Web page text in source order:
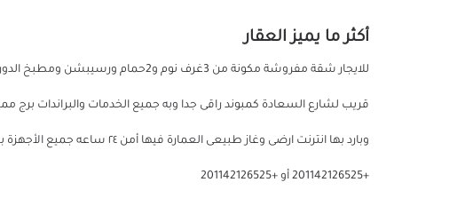
أكثر ما يميز العقار
قريب لشارع السعادة كمبوند راقى جدا وبه جميع الخدمات والبراندات برج
وبارد بها انترنت ارضى وغاز طبيعى
+201142126525 أو +201142126525